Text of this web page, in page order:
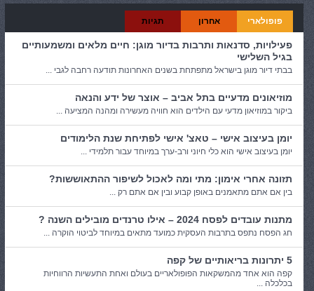
פופולארי אחרון תגיות
פעילויות, סדנאות ותרבות בדיור מוגן: חיים מלאים ומשמעותיים
בגיל השלישי
בבתי דיור מוגן בישראל מתפתחת בשנים האחרונות תודעה רחבה לגבי ...
מוזיאונים מדעיים בתל אביב – אוצר של ידע והנאה
ביקור במוזיאון מדעי עם הילדים הוא חוויה מעשירה ומהנה המציעה ...
יומן בעיצוב אישי – טאצ' אישי לפתיחת שנת הלימודים
יומן בעיצוב אישי הוא כלי חיוני ורב-ערך במיוחד עבור תלמידי ...
תזונה אחרי אימון: מתי ומה לאכול לשיפור ההתאוששות?
בין אם אתם מתאמנים באופן קבוע ובין אם אתם רק ...
מתנות עובדים לפסח 2024 – אילו טרנדים מובילים השנה ?
חג הפסח נתפס בתרבות העסקית כמועד מתאים במיוחד לביטוי הוקרה ...
5 יתרונות בריאותיים של קפה
קפה הוא אחד מהמשקאות הפופולאריים בעולם ואחת התעשיות הרווחיות
בכלכלה ...